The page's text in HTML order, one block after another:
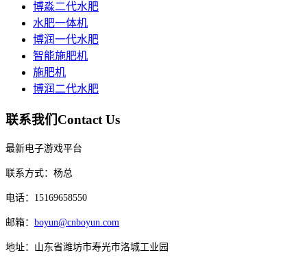
博淼二代水肥
水肥一体机
博润一代水肥
智能施肥机
施肥机
博润二代水肥
联系我们Contact Us
最新电子游戏平台
联系方式：杨总
电话：15169658550
邮箱： boyun@cnboyun.com
地址：山东省潍坊市寿光市洛城工业园